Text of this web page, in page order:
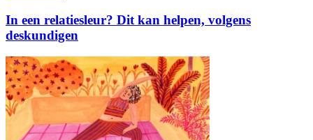
In een relatiesleur? Dit kan helpen, volgens
deskundigen